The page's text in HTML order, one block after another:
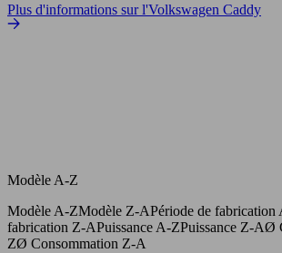
Plus d'informations sur l'Volkswagen Caddy
Modèle A-Z
Modèle A-ZModèle Z-APériode de fabrication
fabrication Z-APuissance A-ZPuissance Z-AØ
ZØ Consommation Z-A